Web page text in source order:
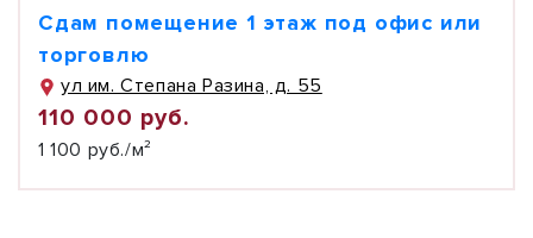
Сдам помещение 1 этаж под офис или
торговлю
ул им. Степана Разина, д. 55
110 000 руб.
1 100 руб./м²